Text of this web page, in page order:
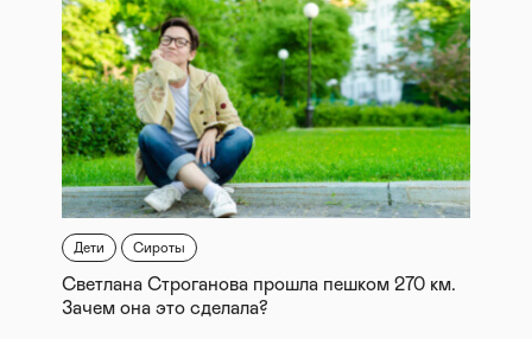
Дети Сироты
Светлана Строганова прошла пешком 270 км.
Зачем она это сделала?